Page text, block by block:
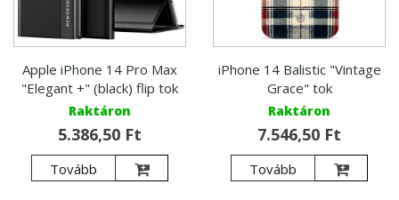
Apple iPhone 14 Pro Max
"Elegant +" (black) flip tok
Raktáron
5.386,50 Ft
Tovább
iPhone 14 Balistic "Vintage
Grace" tok
Raktáron
7.546,50 Ft
Tovább